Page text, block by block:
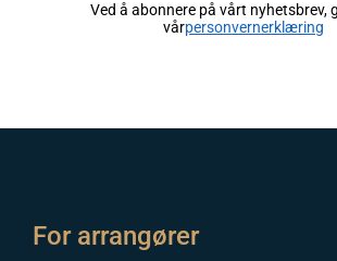
Ved å abonnere på vårt nyhetsbrev,
vårpersonvernerklæring
For arrangører